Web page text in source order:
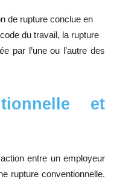
de rupture conclue en
du travail, la rupture
par l’une ou l’autre des
et
entre un employeur
rupture conventionnelle.